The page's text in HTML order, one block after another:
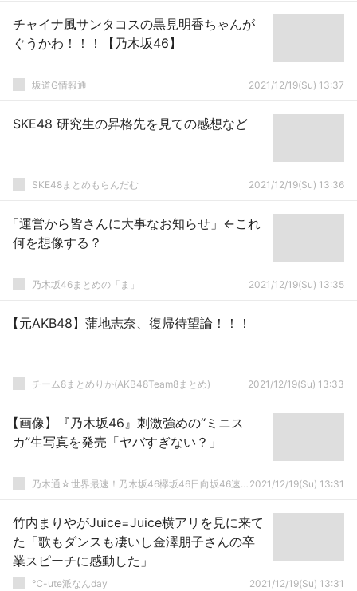
チャイナ風サンタコスの黒見明香ちゃんが
ぐうかわ！！！【乃木坂46】
坂道G情報通 2021/12/19(Su) 13:37
SKE48 研究生の昇格先を見ての感想など
SKE48まとめもらんだむ 2021/12/19(Su) 13:36
「運営から皆さんに大事なお知らせ」←これ
何を想像する？
乃木坂46まとめの「ま」 2021/12/19(Su) 13:35
【元AKB48】蒲地志奈、復帰待望論！！！
チーム8まとめりか(AKB48Team8まとめ) 2021/12/19(Su) 13:33
【画像】『乃木坂46』刺激強めの“ミニス
カ”生写真を発売「ヤバすぎない？」
乃木通☆世界最速！乃木坂46欅坂46日向坂46速報まとめ 2021/12/19(Su) 13:31
竹内まりやがJuice=Juice横アリを見に来て
た「歌もダンスも凄いし金澤朋子さんの卒
業スピーチに感動した」
℃-ute派なんday 2021/12/19(Su) 13:31